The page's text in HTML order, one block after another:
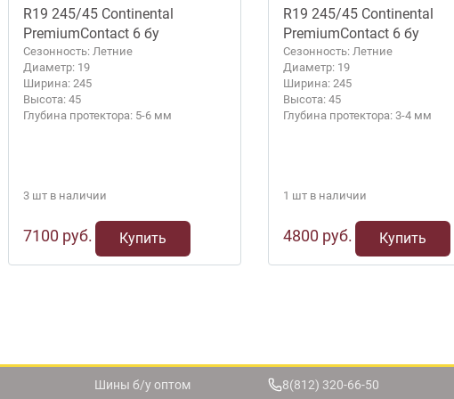
R19 245/45 Continental
PremiumContact 6 бу
Сезонность: Летние
Диаметр: 19
Ширина: 245
Высота: 45
Глубина протектора: 5-6 мм
3 шт в наличии
7100 руб. Купить
R19 245/45 Continental
PremiumContact 6 бу
Сезонность: Летние
Диаметр: 19
Ширина: 245
Высота: 45
Глубина протектора: 3-4 мм
1 шт в наличии
4800 руб. Купить
Шины б/у оптом 8(812) 320-66-50